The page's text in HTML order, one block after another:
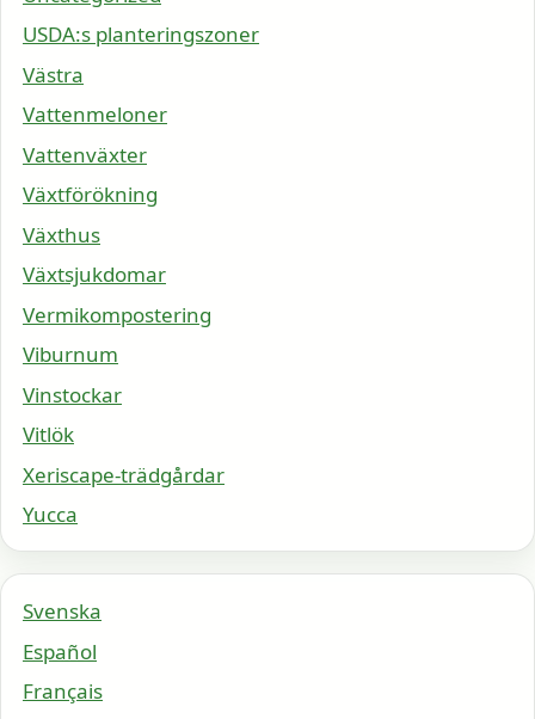
USDA:s planteringszoner
Västra
Vattenmeloner
Vattenväxter
Växtförökning
Växthus
Växtsjukdomar
Vermikompostering
Viburnum
Vinstockar
Vitlök
Xeriscape-trädgårdar
Yucca
Svenska
Español
Français